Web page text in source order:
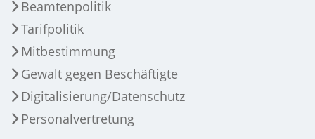
Beamtenpolitik
Tarifpolitik
Mitbestimmung
Gewalt gegen Beschäftigte
Digitalisierung/Datenschutz
Personalvertretung